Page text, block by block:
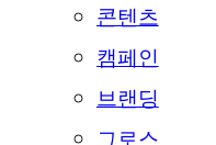
콘텐츠
캠페인
브랜딩
그로스